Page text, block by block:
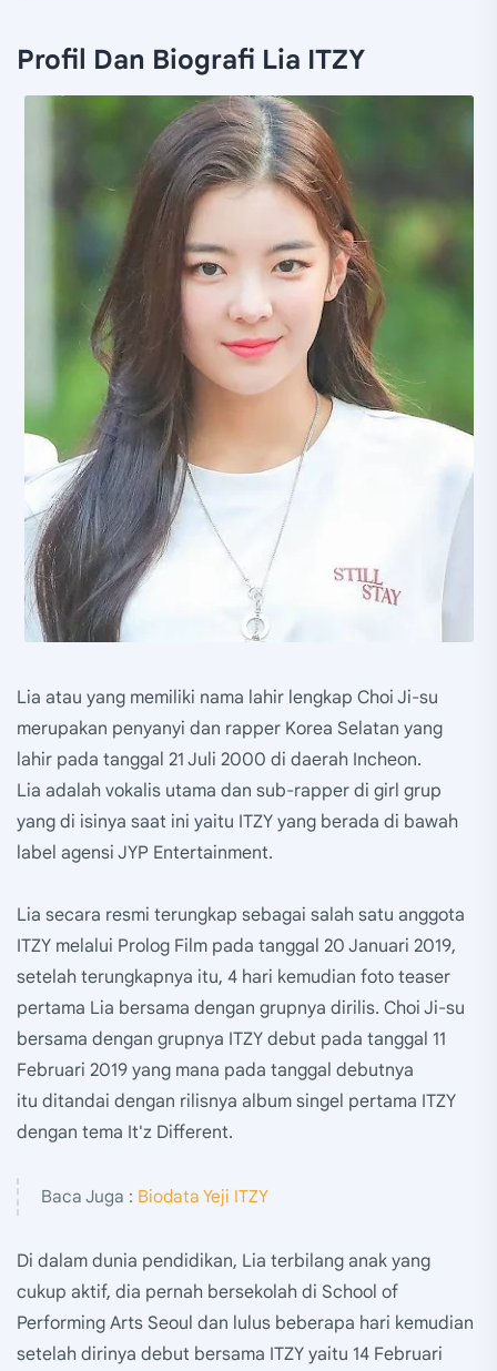
Profil Dan Biografi Lia ITZY
Lia atau yang memiliki nama lahir lengkap Choi Ji-su
merupakan penyanyi dan rapper Korea Selatan yang
lahir pada tanggal 21 Juli 2000 di daerah Incheon.
Lia adalah vokalis utama dan sub-rapper di girl grup
yang di isinya saat ini yaitu ITZY yang berada di bawah
label agensi JYP Entertainment.
Lia secara resmi terungkap sebagai salah satu anggota
ITZY melalui Prolog Film pada tanggal 20 Januari 2019,
setelah terungkapnya itu, 4 hari kemudian foto teaser
pertama Lia bersama dengan grupnya dirilis. Choi Ji-su
bersama dengan grupnya ITZY debut pada tanggal 11
Februari 2019 yang mana pada tanggal debutnya
itu ditandai dengan rilisnya album singel pertama ITZY
dengan tema It'z Different.
Baca Juga : Biodata Yeji ITZY
Di dalam dunia pendidikan, Lia terbilang anak yang
cukup aktif, dia pernah bersekolah di School of
Performing Arts Seoul dan lulus beberapa hari kemudian
setelah dirinya debut bersama ITZY yaitu 14 Februari